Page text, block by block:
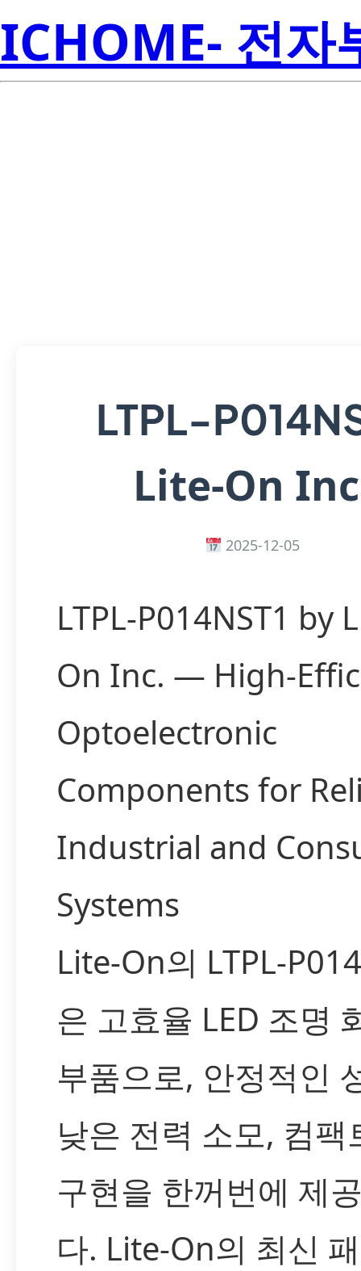
ICHOME- 전자
LTPL-
Lite-On
2025-12-05
LTPL-P014NST1 by
On Inc. — High-
Optoelectronic
Components for
Industrial and
Systems
Lite-On의 LTPL-
은 고효율 LED 조명
부품으로, 안정적인
낮은 전력 소모, 컴팩
구현을 한꺼번에 제
다. Lite-On의 최신